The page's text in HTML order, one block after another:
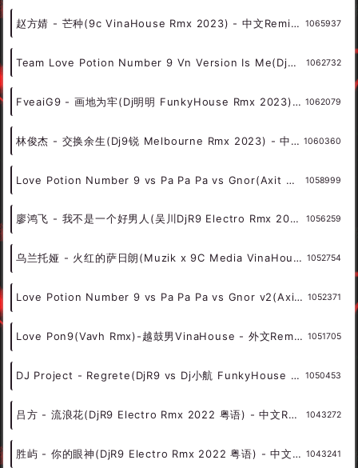
赵方婧 - 芒种(9c VinaHouse Rmx 2023) - 中文Remix 中文CLUB 华语Remix 1065937
Team Love Potion Number 9 Vn Version Is Me(DjRoth Rmx)-男VinaHouse - 外文Remix 越南鼓 越南风格 1062732
FveaiG9 - 画地为牢(Dj明明 FunkyHouse Rmx 2023) - 中文Remix 中文CLUB 华语Remix 1062079
林俊杰 - 交换余生(Dj9锐 Melbourne Rmx 2023) - 中文Remix 中文CLUB 华语Remix 1060360
Love Potion Number 9 vs Pa Pa Pa vs Gnor(Axit Rmx)-越鼓男VinaHouse - 外文Remix 越南鼓 越南风格 1058999
廖鸿飞 - 我不是一个好男人(吴川DjR9 Electro Rmx 2023) - 中文Remix 中文CLUB 华语Remix 1056259
乌兰托娅 - 火红的萨日朗(Muzik x 9C Media VinaHouse Rmx 2022) - 中文Remix 中文CLUB 华语Remix 1052754
Love Potion Number 9 vs Pa Pa Pa vs Gnor v2(Axit Rmx)-越鼓男VinaHouse - 外文Remix 越南鼓 越南风格 1052371
Love Pon9(Vavh Rmx)-越鼓男VinaHouse - 外文Remix 越南鼓 越南风格 1051705
DJ Project - Regrete(DjR9 vs Dj小航 FunkyHouse Rmx 2022) - 外文Remix 越南鼓 越南风格 1050453
吕方 - 流浪花(DjR9 Electro Rmx 2022 粤语) - 中文Remix 中文CLUB 华语Remix 1043272
胜屿 - 你的眼神(DjR9 Electro Rmx 2022 粤语) - 中文Remix 中文CLUB 华语Remix 1043241